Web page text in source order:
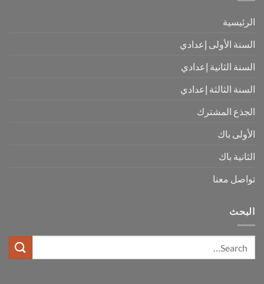
الرئيسية
السنة الأولى إعدادي
السنة الثانية إعدادي
السنة الثالثة إعدادي
الجذع المشترك
الأولى باك
الثانية باك
تواصل معنا
البحث